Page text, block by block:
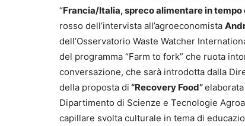
“Francia/Italia, spreco alimentare in tempo
rosso dell’intervista all’agroeconomista
dell’Osservatorio Waste Watcher
del programma “Farm to fork” che ruota
conversazione, che sarà introdotta dalla
della proposta di “Recovery Food”
Dipartimento di Scienze e Tecnologie
capillare svolta culturale in tema di